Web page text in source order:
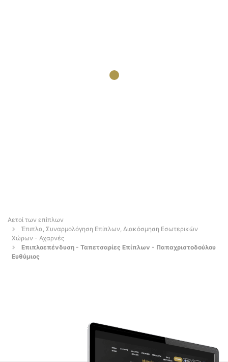
Αετοί των επίπλων
Έπιπλα, Συναρμολόγηση Επίπλων, Διακόσμηση Εσωτερικών
Χώρων - Αχαρνές
Επιπλοεπένδυση - Ταπετσαρίες Επίπλων - Παπαχριστοδούλου
Ευθύμιος